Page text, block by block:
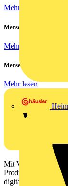
Mehr lesen
Mersen Blitz
Mehr lesen
Mersen ProGrid
Mehr lesen
Mit Voltimum
digitalen Plattform